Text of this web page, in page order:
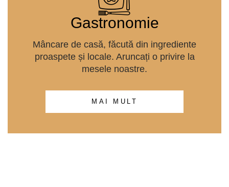
Gastronomie
Mâncare de casă, făcută din ingrediente
proaspete și locale. Aruncați o privire la
mesele noastre.
MAI MULT